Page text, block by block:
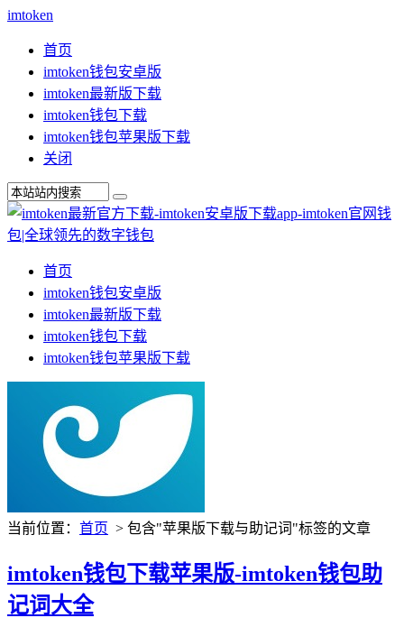
imtoken
首页
imtoken钱包安卓版
imtoken最新版下载
imtoken钱包下载
imtoken钱包苹果版下载
关闭
首页
imtoken钱包安卓版
imtoken最新版下载
imtoken钱包下载
imtoken钱包苹果版下载
当前位置： 首页 > 包含"苹果版下载与助记词"标签的文章
imtoken钱包下载苹果版-imtoken钱包助
记词大全